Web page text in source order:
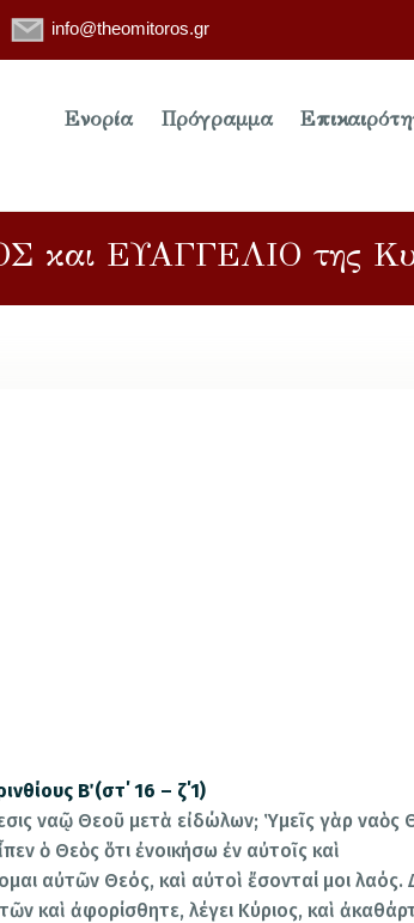
info@theomitoros.gr
Ενορία Πρόγραμμα
ΕΥΑΓΓΕΛΙΟ της
Β΄ (στ΄ 16 – ζ΄1)
ναῷ Θεοῦ μετὰ εἰδώλων; Ὑμεῖς γὰρ ναὸς
ὁ Θεὸς ὅτι ἐνοικήσω ἐν αὐτοῖς καὶ
αὐτῶν Θεός, καὶ αὐτοὶ ἔσονταί μοι λαός.
καὶ ἀφορίσθητε, λέγει Κύριος, καὶ